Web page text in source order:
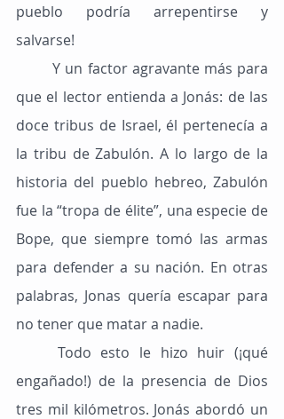
pueblo podría arrepentirse y
salvarse!
	Y un factor agravante más para
que el lector entienda a Jonás: de las
doce tribus de Israel, él pertenecía a
la tribu de Zabulón. A lo largo de la
historia del pueblo hebreo, Zabulón
fue la “tropa de élite”, una especie de
Bope, que siempre tomó las armas
para defender a su nación. En otras
palabras, Jonas quería escapar para
no tener que matar a nadie.
engañado!) de la presencia de Dios
tres mil kilómetros. Jonás abordó un